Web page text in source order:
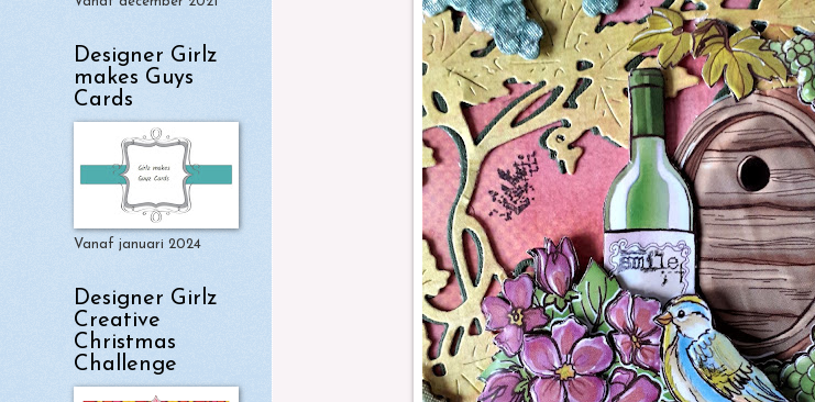
Designer Girlz
makes Guys
Cards
Vanaf januari 2024
Designer Girlz
Creative
Christmas
Challenge